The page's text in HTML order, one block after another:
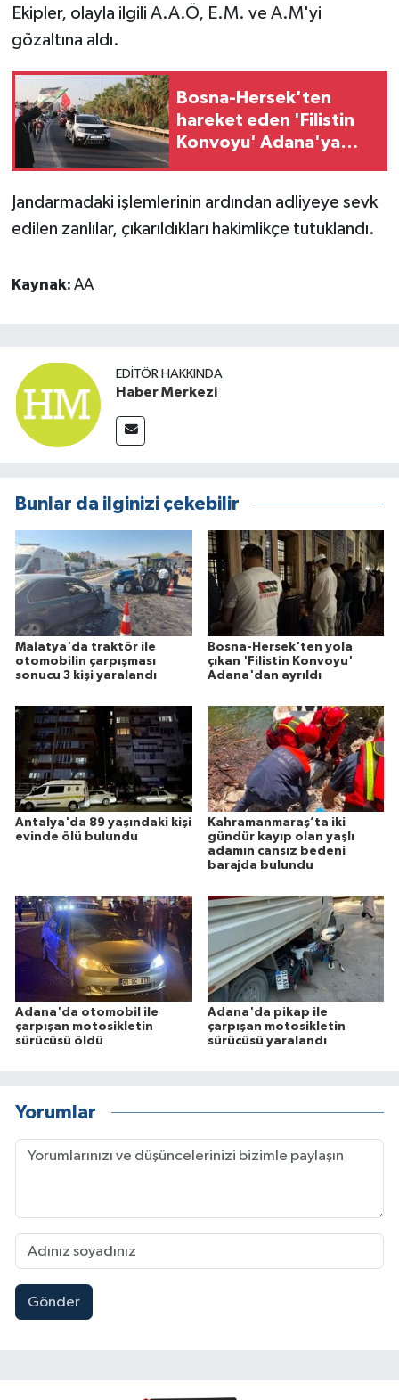
Ekipler, olayla ilgili A.A.Ö, E.M. ve A.M'yi
gözaltına aldı.
Bosna-Hersek'ten
hareket eden 'Filistin
Konvoyu' Adana'ya
Jandarmadaki işlemlerinin ardından adliyeye sevk
edilen zanlılar, çıkarıldıkları hakimlikçe tutuklandı.
Kaynak: AA
EDITÖR HAKKINDA
Haber Merkezi
Bunlar da ilginizi çekebilir
Malatya'da traktör ile
otomobilin çarpışması
sonucu 3 kişi yaralandı
Bosna-Hersek'ten yola
çıkan 'Filistin Konvoyu'
Adana'dan ayrıldı
Antalya'da 89 yaşındaki kişi
evinde ölü bulundu
Kahramanmaraş’ta iki
gündür kayıp olan yaşlı
adamın cansız bedeni
barajda bulundu
Adana'da otomobil ile
çarpışan motosikletin
sürücüsü öldü
Adana'da pikap ile
çarpışan motosikletin
sürücüsü yaralandı
Yorumlar
Gönder